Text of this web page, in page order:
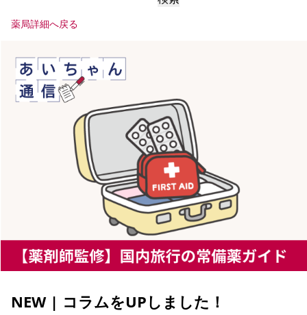
薬局詳細へ戻る
NEW | コラムをUPしました！